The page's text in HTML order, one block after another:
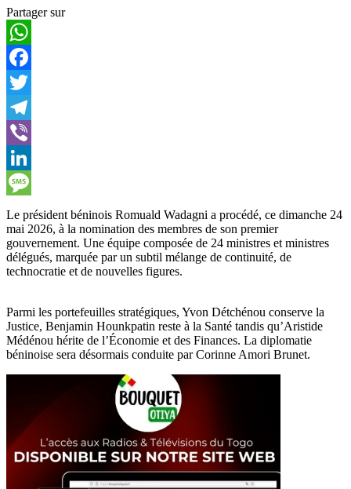
Partager sur
WhatsApp
Facebook
Twitter
Telegram
Viber
LinkedIn
Message
Le président béninois Romuald Wadagni a procédé, ce dimanche 24
mai 2026, à la nomination des membres de son premier
gouvernement. Une équipe composée de 24 ministres et ministres
délégués, marquée par un subtil mélange de continuité, de
technocratie et de nouvelles figures.
Parmi les portefeuilles stratégiques, Yvon Détchénou conserve la
Justice, Benjamin Hounkpatin reste à la Santé tandis qu’Aristide
Médénou hérite de l’Économie et des Finances. La diplomatie
béninoise sera désormais conduite par Corinne Amori Brunet.